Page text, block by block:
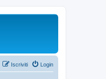
Login
Iscriviti